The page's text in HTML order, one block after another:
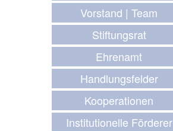
Vorstand | Team
Stiftungsrat
Ehrenamt
Handlungsfelder
Kooperationen
Institutionelle Förderer